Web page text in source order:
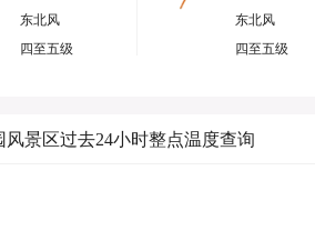
东北风
四至五级
东北风
四至五级
风景区过去24小时整点温度查询